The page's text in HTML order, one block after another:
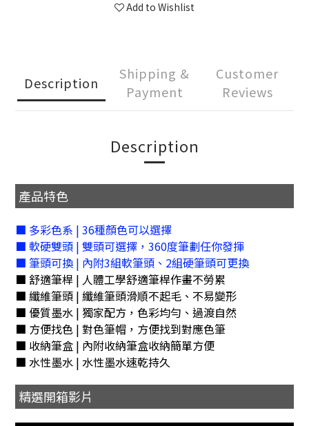
Add to Wishlist
Description
Shipping &
Payment
Customer
Reviews
Description
產品特色
■ 多彩色系 | 36種顏色可以選擇
■ 軟硬雙頭 | 雙頭可選擇，360度筆劃任你發揮
■ 筆頭可換 | 內附3組軟筆頭、2組硬筆頭可更換
■ 舒適筆桿 | 人體工學舒適筆桿作畫不勞累
■ 纖維筆頭 | 纖維筆頭滑順不起毛、不易變形
■ 優質墨水 | 獨家配方，色彩均勻、過渡自然
■ 方便找色 | 對色筆帽，方便找到對應色筆
■ 收納筆盒 | 內附收納筆盒收納簡單方便
■ 水性墨水 | 水性墨水速乾持久
精選開箱影片